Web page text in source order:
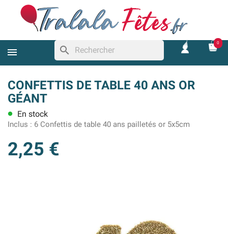
search
0
CONFETTIS DE TABLE 40 ANS OR
GÉANT
lens En stock
Inclus : 6 Confettis de table 40 ans pailletés or 5x5cm
2,25 €